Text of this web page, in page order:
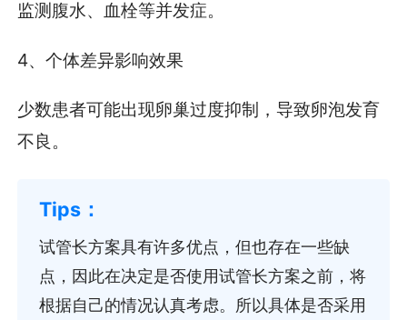
监测腹水、血栓等并发症。
4、个体差异影响效果
少数患者可能出现卵巢过度抑制，导致卵泡发育
不良。
试管长方案具有许多优点，但也存在一些缺
点，因此在决定是否使用试管长方案之前，将
根据自己的情况认真考虑。所以具体是否采用